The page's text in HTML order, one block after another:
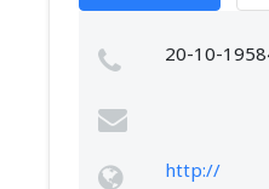
20-10-
http://